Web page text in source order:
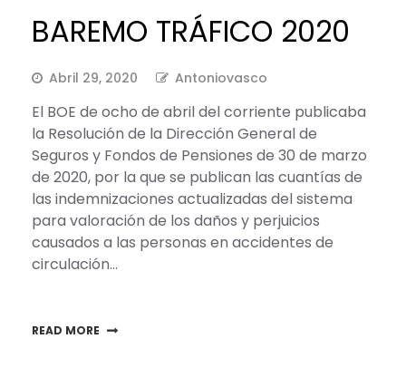
BAREMO TRÁFICO 2020
Abril 29, 2020 Antoniovasco
El BOE de ocho de abril del corriente publicaba
la Resolución de la Dirección General de
Seguros y Fondos de Pensiones de 30 de marzo
de 2020, por la que se publican las cuantías de
las indemnizaciones actualizadas del sistema
para valoración de los daños y perjuicios
causados a las personas en accidentes de
circulación…
READ MORE